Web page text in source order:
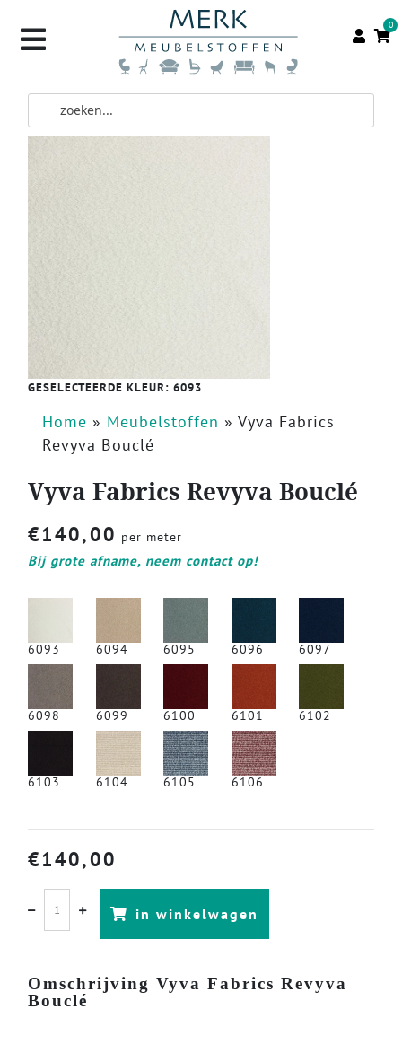
0
GESELECTEERDE KLEUR: 6093
Home » Meubelstoffen » Vyva Fabrics
Revyva Bouclé
Vyva Fabrics Revyva Bouclé
€140,00 per meter
Bij grote afname, neem contact op!
6093 6094 6095 6096 6097
6098 6099 6100 6101 6102
6103 6104 6105 6106
€140,00
in winkelwagen
Omschrijving Vyva Fabrics Revyva
Bouclé